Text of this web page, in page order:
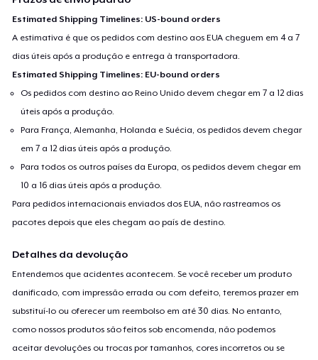
Estimated Shipping Timelines: US-bound orders
A estimativa é que os pedidos com destino aos EUA cheguem em 4 a 7
dias úteis após a produção e entrega à transportadora.
Estimated Shipping Timelines: EU-bound orders
Os pedidos com destino ao Reino Unido devem chegar em 7 a 12 dias
úteis após a produção.
Para França, Alemanha, Holanda e Suécia, os pedidos devem chegar
em 7 a 12 dias úteis após a produção.
Para todos os outros países da Europa, os pedidos devem chegar em
10 a 16 dias úteis após a produção.
Para pedidos internacionais enviados dos EUA, não rastreamos os
pacotes depois que eles chegam ao país de destino.
Detalhes da devolução
Entendemos que acidentes acontecem. Se você receber um produto
danificado, com impressão errada ou com defeito, teremos prazer em
substituí-lo ou oferecer um reembolso em até 30 dias. No entanto,
como nossos produtos são feitos sob encomenda, não podemos
aceitar devoluções ou trocas por tamanhos, cores incorretos ou se